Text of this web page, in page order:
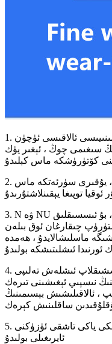
1. لىنىيىلىك ئالاقىلىشىش ياكى رېمونت لىنىيىسى ئالاقىسى ئۈچۈن
سىغىمى چوڭ ، ئېغىر يۈك
2. كىچىك سۈركىلىش كوئېففىتسېنتى ، يۇقىرى سۈرئەتكە ماس
3. N ۋە NU نى ئوق بىلەن يۆتكىگىلى بولىدۇ ، بۇ ئىسسىقلىق
چىقارغان ئوق بىلەن
ماسلىشالايدۇ ، ھەمدە
4. ئوق ياكى ئورۇندۇق تۆشۈكىگە پىششىقلاپ ئىشلەش تەلىپى
نىسپىي ئېغىشىنى تىرەك
، ئالاقىلىشىش بېسىمىنىڭ
5. ئاسان قاچىلاش ۋە چۇۋۇش ئۈچۈن ئىچكى ياكى تاشقى ئۈزۈكنى
ئايرىغىلى بولىدۇ